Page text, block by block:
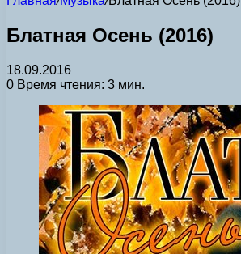
Блатная Осень (2016)
18.09.2016
0 Время чтения: 3 мин.